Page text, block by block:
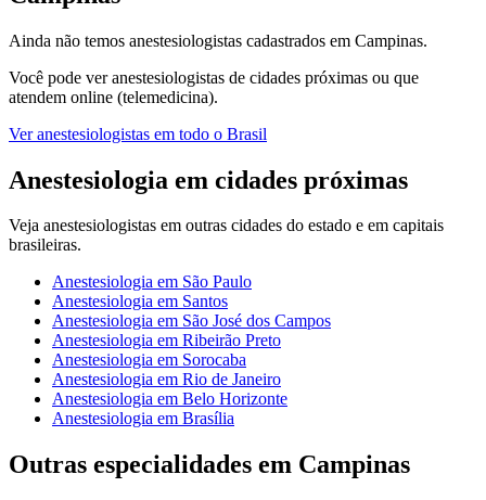
Ainda não temos anestesiologistas cadastrados em Campinas.
Você pode veranestesiologistas de cidades próximas ou que
atendem online (telemedicina).
Veranestesiologistas em todo o Brasil
Anestesiologia em cidades próximas
Veja anestesiologistas em outras cidades do estado e em capitais
brasileiras.
Anestesiologia em São Paulo
Anestesiologia em Santos
Anestesiologia em São José dos Campos
Anestesiologia em Ribeirão Preto
Anestesiologia em Sorocaba
Anestesiologia em Rio de Janeiro
Anestesiologia em Belo Horizonte
Anestesiologia em Brasília
Outras especialidades em Campinas